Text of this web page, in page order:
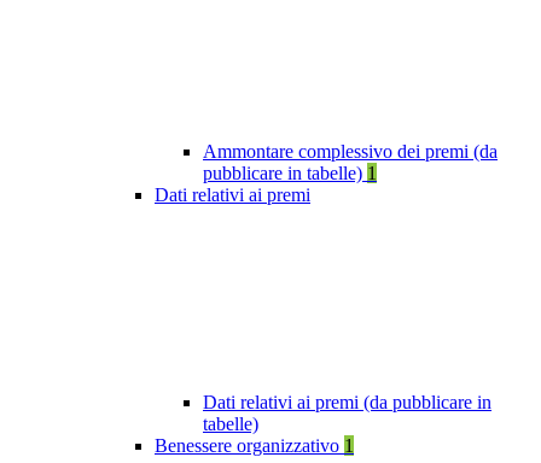
Ammontare complessivo dei premi (da
pubblicare in tabelle) 1
Dati relativi ai premi
Dati relativi ai premi (da pubblicare in
tabelle)
Benessere organizzativo 1